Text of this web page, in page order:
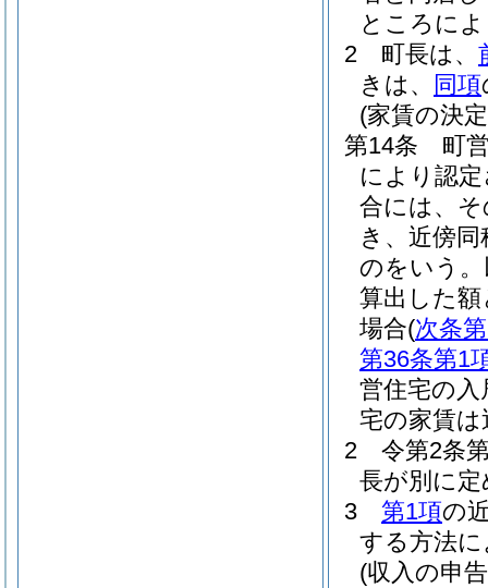
ところに
2
町長は、
きは、
同項
(家賃の決
第14条
町
により認
合には、
き、近傍
のをいう
算出した
場合(次条
第36条第1
営住宅の
宅の家賃
2
令第2条
長が別に
3
第1項の
する方法
(収入の申